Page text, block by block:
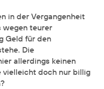
in der Vergangenheit
wegen teurer
Geld für den
Die
allerdings keinen
vielleicht doch nur billig